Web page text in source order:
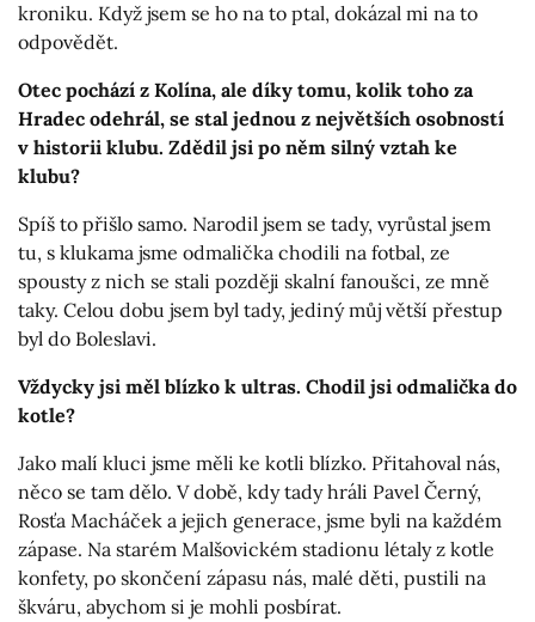
kroniku. Když jsem se ho na to ptal, dokázal mi na to
odpovědět.
Otec pochází z Kolína, ale díky tomu, kolik toho za
Hradec odehrál, se stal jednou z největších osobností
v historii klubu. Zdědil jsi po něm silný vztah ke
klubu?
Spíš to přišlo samo. Narodil jsem se tady, vyrůstal jsem
tu, s klukama jsme odmalička chodili na fotbal, ze
spousty z nich se stali později skalní fanoušci, ze mně
taky. Celou dobu jsem byl tady, jediný můj větší přestup
byl do Boleslavi.
Vždycky jsi měl blízko k ultras. Chodil jsi odmalička do
kotle?
Jako malí kluci jsme měli ke kotli blízko. Přitahoval nás,
něco se tam dělo. V době, kdy tady hráli Pavel Černý,
Rosťa Macháček a jejich generace, jsme byli na každém
zápase. Na starém Malšovickém stadionu létaly z kotle
konfety, po skončení zápasu nás, malé děti, pustili na
škváru, abychom si je mohli posbírat.